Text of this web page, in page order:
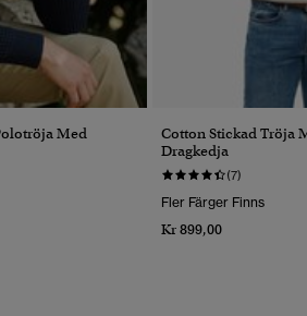
Med
Cotton Stickad Tröja
Dragkedja
(7)
Fler Färger Finns
Kr 899,00